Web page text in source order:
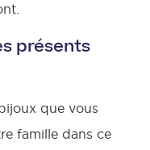
présents
que vous
famille dans ce